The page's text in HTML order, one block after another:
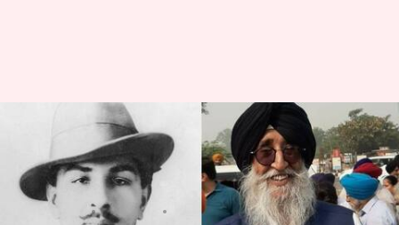
पंजाब: संगरूर के लोकसभा सांसद ने
भगत सिंह को 'आतंकवादी' बताया,
हो रही निंदा
प्रमोद कुमार Jul 16, 2022 10:31 am